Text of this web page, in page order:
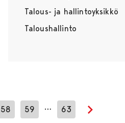
Talous- ja hallintoyksikkö
Taloushallinto
58 59 … 63